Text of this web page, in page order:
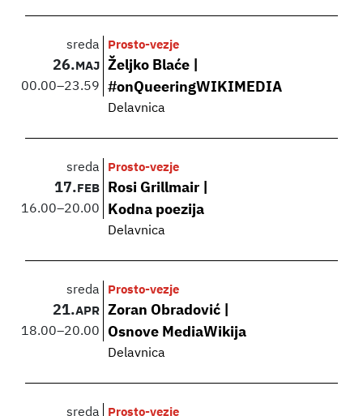
sreda
26. MAJ
00.00–23.59
Prosto-vezje
Željko Blaće |
#onQueeringWIKIMEDIA
Delavnica
sreda
17. FEB
16.00–20.00
Prosto-vezje
Rosi Grillmair |
Kodna poezija
Delavnica
sreda
21.APR
18.00–20.00
Prosto-vezje
Zoran Obradović |
Osnove MediaWikija
Delavnica
sreda Prosto-vezje